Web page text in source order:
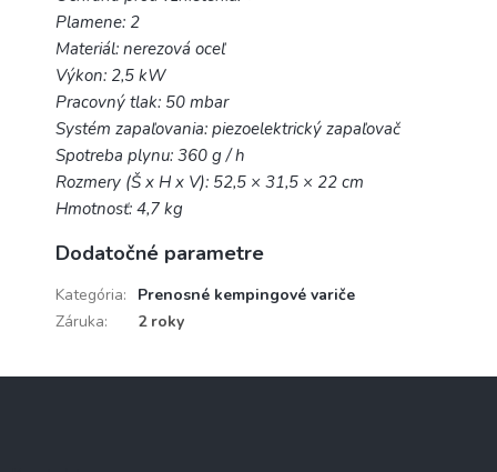
Plamene: 2
Materiál: nerezová oceľ
Výkon: 2,5 kW
Pracovný tlak: 50 mbar
Systém zapaľovania: piezoelektrický zapaľovač
Spotreba plynu: 360 g / h
Rozmery (Š x H x V): 52,5 × 31,5 × 22 cm
Hmotnosť: 4,7 kg
Dodatočné parametre
Kategória:
Prenosné kempingové variče
Záruka: 2 roky